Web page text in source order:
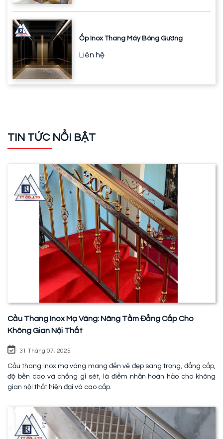
Ốp Inox Thang Máy Bóng Gương
Liên hệ
TIN TỨC NỔI BẬT
Cầu Thang Inox Mạ Vàng: Nâng Tầm Đẳng Cấp Cho
Không Gian Nội Thất
31 Tháng 07, 2025
Cầu thang inox mạ vàng mang đến vẻ đẹp sang trọng, đẳng cấp,
độ bền cao và chống gỉ sét, là điểm nhấn hoàn hảo cho không
gian nội thất hiện đại và cao cấp.